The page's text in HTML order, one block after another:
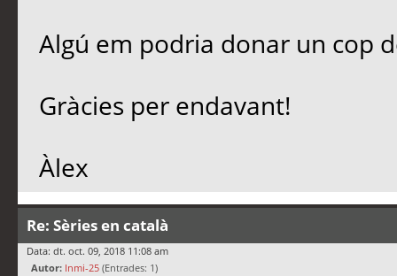
Algú em podria donar un cop
Gràcies per endavant!
Àlex
Re: Sèries en català
Data: dt. oct. 09, 2018 11:08 am
Autor: Inmi-25 (Entrades: 1)